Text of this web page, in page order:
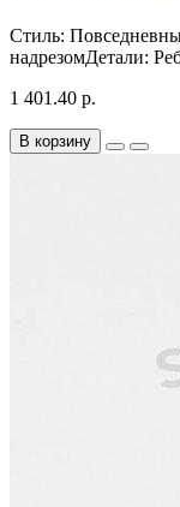
Стиль:
надрезомДетали:
1 401.40 р.
В корзину